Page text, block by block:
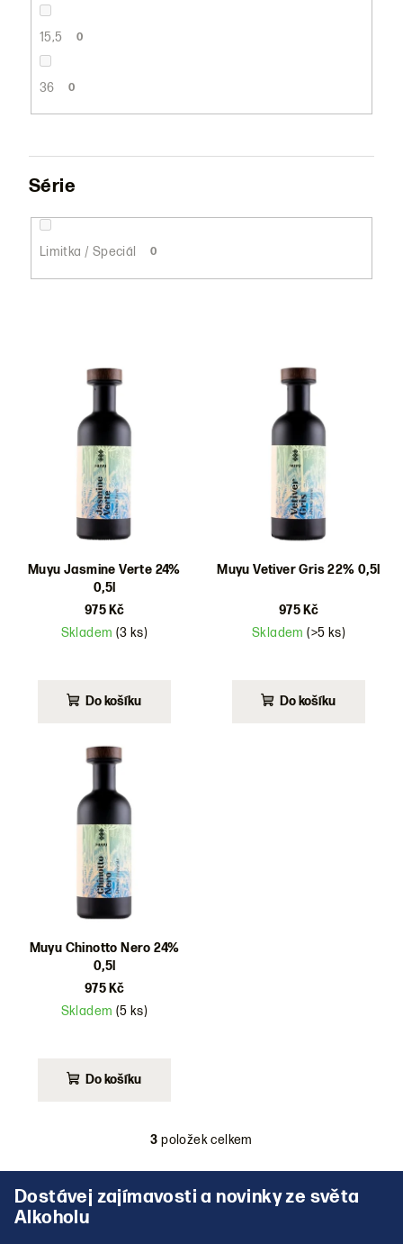
15,5 0
36 0
Série
Limitka / Speciál 0
Muyu Jasmine Verte 24%
0,5l
975 Kč
Skladem (3 ks)
Do košíku
Muyu Vetiver Gris 22% 0,5l
975 Kč
Skladem(>5 ks)
Do košíku
Muyu Chinotto Nero 24%
0,5l
975 Kč
Skladem (5 ks)
Do košíku
O
v
l
3 položek celkem